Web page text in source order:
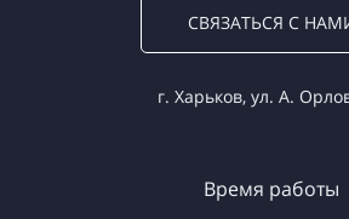
СВЯЗАТЬСЯ С
г. Харьков, ул. А.
Время работы